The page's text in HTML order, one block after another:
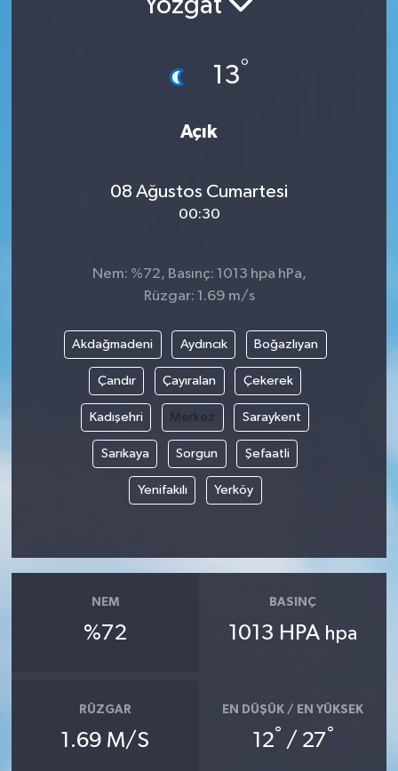
Yozgat
13°
Açık
08 Ağustos Cumartesi
00:30
Nem: %72, Basınç: 1013 hpa hPa,
Rüzgar: 1.69 m/s
Akdağmadeni Aydıncık Boğazlıyan
Çandır Çayıralan Çekerek
Kadışehri Merkez Saraykent
Sarıkaya Sorgun Şefaatli
Yenifakılı Yerköy
NEM
%72
BASINÇ
1013 HPA hpa
RÜZGAR
1.69 M/S
EN DÜŞÜK / EN YÜKSEK
12° / 27°